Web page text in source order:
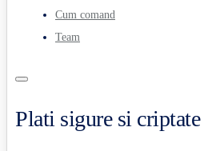
Cum comand
Team
Plati sigure si criptate